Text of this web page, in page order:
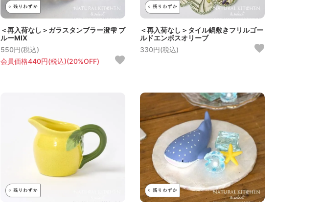
＜再入荷なし＞ガラスタンブラー澄雫 ブ
ルーMIX
550円(税込)
会員価格440円(税込)(20%OFF)
＜再入荷なし＞タイル鍋敷きフリルゴー
ルドエンボスオリーブ
330円(税込)